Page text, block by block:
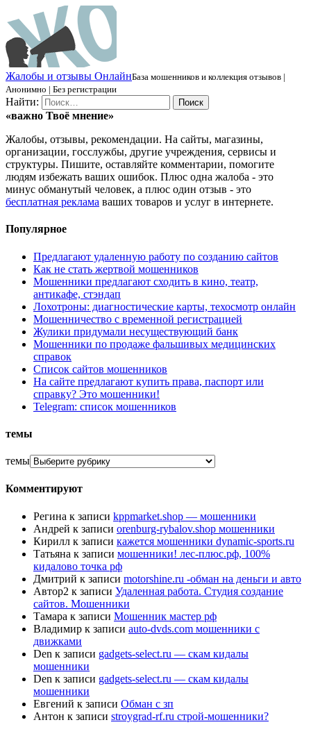
Жалобы и отзывы ОнлайнБаза мошенников и коллекция отзывов |
Анонимно | Без регистрации
Найти:
«важно Твоё мнение»
Жалобы, отзывы, рекомендации. На сайты, магазины,
организации, госслужбы, другие учреждения, сервисы и
структуры. Пишите, оставляйте комментарии, помогите
людям избежать ваших ошибок. Плюс одна жалоба - это
минус обманутый человек, а плюс один отзыв - это
бесплатная реклама ваших товаров и услуг в интернете.
Популярное
Предлагают удаленную работу по созданию сайтов
Как не стать жертвой мошенников
Мошенники предлагают сходить в кино, театр,
антикафе, стэндап
Лохотроны: диагностические карты, техосмотр онлайн
Мошенничество с временной регистрацией
Жулики придумали несуществующий банк
Мошенники по продаже фальшивых медицинских
справок
Список сайтов мошенников
На сайте предлагают купить права, паспорт или
справку? Это мошенники!
Telegram: список мошенников
темы
темы
Комментируют
Регина к записи kppmarket.shop — мошенники
Андрей к записи orenburg-rybalov.shop мошенники
Кирилл к записи кажется мошенники dynamic-sports.ru
Татьяна к записи мошенники! лес-плюс.рф, 100%
кидалово точка рф
Дмитрий к записи motorshine.ru -обман на деньги и авто
Автор2 к записи Удаленная работа. Студия создание
сайтов. Мошенники
Тамара к записи Мошенник мастер рф
Владимир к записи auto-dvds.com мошенники с
движками
Den к записи gadgets-select.ru — скам кидалы
мошенники
Den к записи gadgets-select.ru — скам кидалы
мошенники
Евгений к записи Обман с зп
Антон к записи stroygrad-rf.ru строй-мошенники?